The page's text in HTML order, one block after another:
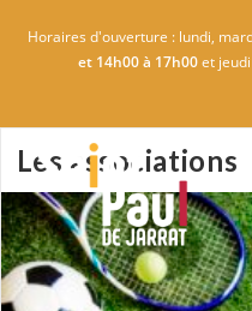
Horaires d'ouverture : lundi,
et 14h00 à 17h00et jeudi
Les associations